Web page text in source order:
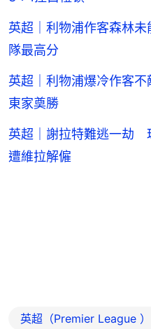
英超｜利物浦作客森林
隊最高分
英超｜利物浦爆冷作客
東家奠勝
英超｜謝拉特難逃一劫
遭維拉解僱
英超（Premier League ）